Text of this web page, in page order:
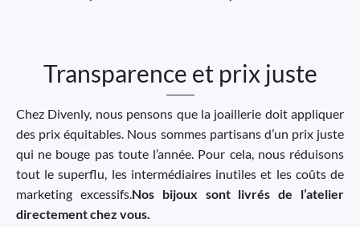
Transparence et prix juste
Chez Divenly, nous pensons que la joaillerie doit appliquer
des prix équitables. Nous sommes partisans d’un prix juste
qui ne bouge pas toute l’année. Pour cela, nous réduisons
tout le superflu, les intermédiaires inutiles et les coûts de
marketing excessifs. Nos bijoux sont livrés de l’atelier
directement chez vous.